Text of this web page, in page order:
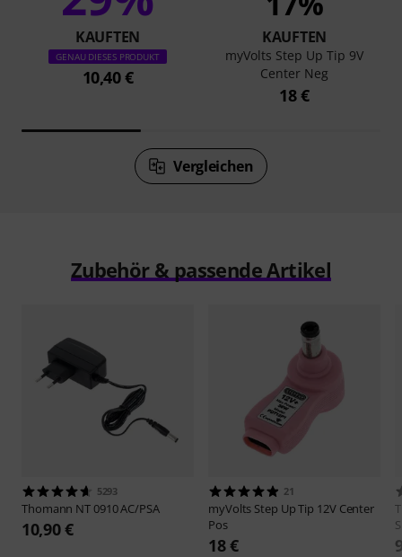
KAUFTEN
GENAU DIESES PRODUKT
10,40 €
KAUFTEN
myVolts Step Up Tip 9V
Center Neg
18 €
Vergleichen
Zubehör & passende Artikel
5293
Thomann NT 0910 AC/PSA
10,90 €
21
myVolts Step Up Tip 12V Center
Pos
18 €